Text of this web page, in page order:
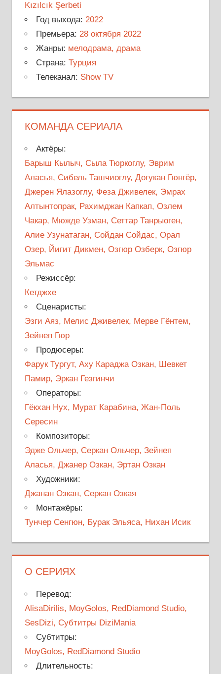
Kızılcık Şerbeti
Год выхода: 2022
Премьера: 28 октября 2022
Жанры: мелодрама, драма
Страна: Турция
Телеканал: Show TV
КОМАНДА СЕРИАЛА
Актёры:
Барыш Кылыч, Сыла Тюркоглу, Эврим
Аласья, Сибель Ташчиоглу, Догукан Гюнгёр,
Джерен Ялазоглу, Феза Дживелек, Эмрах
Алтынтопрак, Рахимджан Капкап, Озлем
Чакар, Мюжде Узман, Сеттар Танрыоген,
Алие Узунатаган, Сойдан Сойдас, Орал
Озер, Йигит Дикмен, Озгюр Озберк, Озгюр
Эльмас
Режиссёр:
Кетджхе
Сценаристы:
Эзги Аяз, Мелис Дживелек, Мерве Гёнтем,
Зейнеп Гюр
Продюсеры:
Фарук Тургут, Аху Караджа Озкан, Шевкет
Памир, Эркан Гезгинчи
Операторы:
Гёкхан Нух, Мурат Карабина, Жан-Поль
Сересин
Композиторы:
Эдже Ольчер, Серкан Ольчер, Зейнеп
Аласья, Джанер Озкан, Эртан Озкан
Художники:
Джанан Озкан, Серкан Озкая
Монтажёры:
Тунчер Сенгюн, Бурак Эльяса, Нихан Исик
О СЕРИЯХ
Перевод:
AlisaDirilis, MoyGolos, RedDiamond Studio,
SesDizi, Субтитры DiziMania
Субтитры:
MoyGolos, RedDiamond Studio
Длительность: